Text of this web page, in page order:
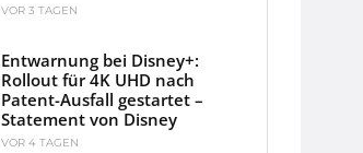
VOR 3 TAGEN
Entwarnung bei Disney+:
Rollout für 4K UHD nach
Patent-Ausfall gestartet –
Statement von Disney
VOR 4 TAGEN